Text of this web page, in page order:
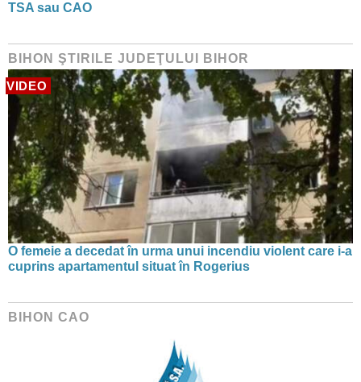
TSA sau CAO
BIHON ŞTIRILE JUDEŢULUI BIHOR
VIDEO
O femeie a decedat în urma unui incendiu violent care i-a
cuprins apartamentul situat în Rogerius
BIHON CAO